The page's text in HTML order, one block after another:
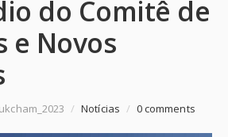
do Comitê de
e Novos
/ Notícias / 0 comments